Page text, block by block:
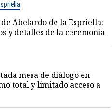
Abelardo de la Espriella:
y detalles de la ceremonia
mesa de diálogo en
total y limitado acceso a